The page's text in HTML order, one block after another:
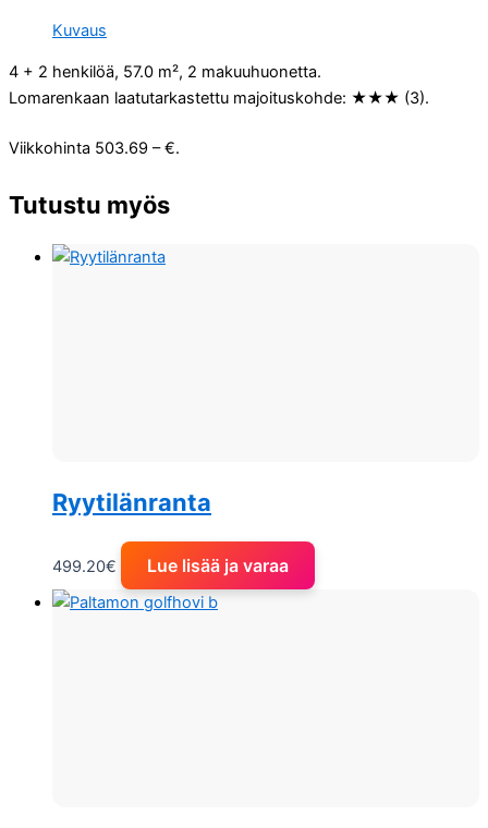
Kuvaus
4 + 2 henkilöä, 57.0 m², 2 makuuhuonetta.
Lomarenkaan laatutarkastettu majoituskohde: ★★★ (3).
Viikkohinta 503.69 – €.
Tutustu myös
Ryytilänranta
499.20€ Lue lisää ja varaa